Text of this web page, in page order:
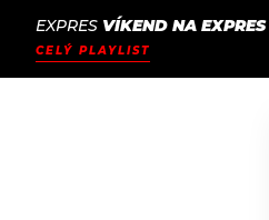
SEZNAM.CZ
EXPRES VÍKEND NA
CELÝ PLAYLIST